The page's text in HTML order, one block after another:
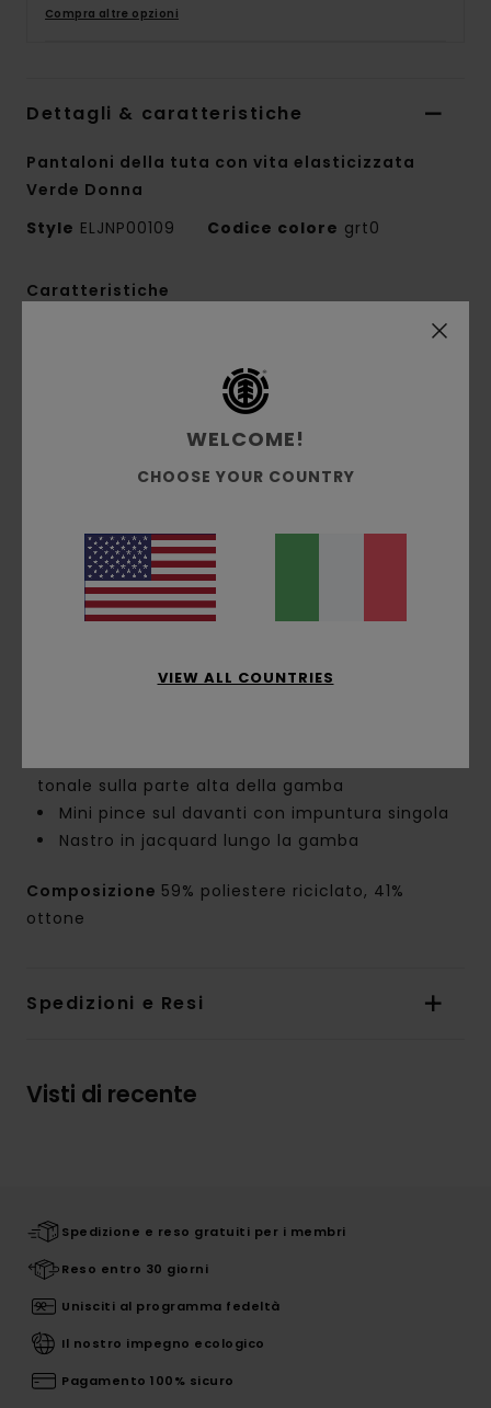
Compra altre opzioni
Dettagli & caratteristiche
Pantaloni della tuta con vita elasticizzata
Verde Donna
Style ELJNP00109 Codice colore grt0
Caratteristiche
poliestere riciclato e cotone [320 g/m2]
vestibilità relaxed
vita elastica
Cavallo: cavallo basso
rilassata
Cucitura interna:
Misura del ginocchio: lunghezza del ginocchio
da 10"
tonale sulla parte alta della gamba
Mini pince sul davanti con impuntura singola
Nastro in jacquard lungo la gamba
Composizione 59% poliestere riciclato, 41%
ottone
Spedizioni e Resi
Visti di recente
Spedizione e reso gratuiti per i membri
Reso entro 30 giorni
Unisciti al programma fedeltà
Il nostro impegno ecologico
Pagamento 100% sicuro
WELCOME!
CHOOSE YOUR COUNTRY
VIEW ALL COUNTRIES